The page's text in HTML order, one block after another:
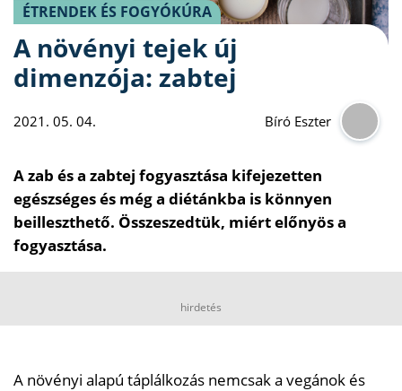
ÉTRENDEK ÉS FOGYÓKÚRA
A növényi tejek új
dimenzója: zabtej
2021. 05. 04. Bíró Eszter
A zab és a zabtej fogyasztása kifejezetten
egészséges és még a diétánkba is könnyen
beilleszthető. Összeszedtük, miért előnyös a
fogyasztása.
hirdetés
A növényi alapú táplálkozás nemcsak a vegánok és